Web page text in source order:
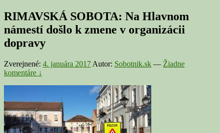
RIMAVSKÁ SOBOTA: Na Hlavnom
námestí došlo k zmene v organizácii
dopravy
Zverejnené: 4. januára 2017 Autor: Sobotnik.sk — Žiadne
komentáre ↓